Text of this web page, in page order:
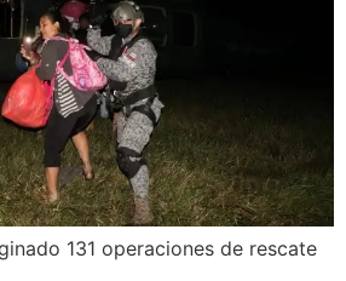
131 operaciones de rescate